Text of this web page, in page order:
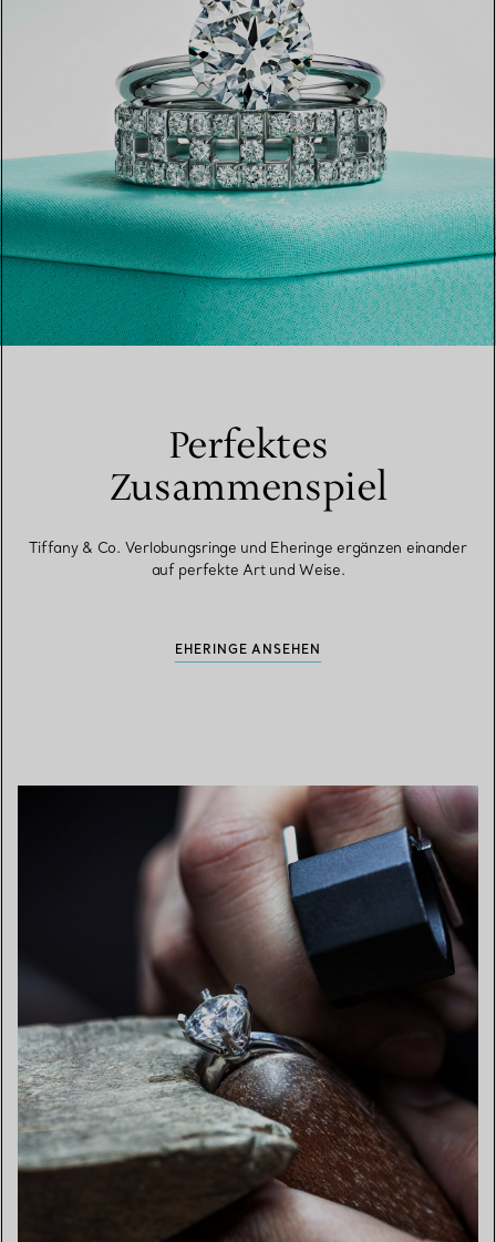
Perfektes
Zusammenspiel
Tiffany & Co. Verlobungsringe und Eheringe ergänzen einander
auf perfekte Art und Weise.
EHERINGE ANSEHEN